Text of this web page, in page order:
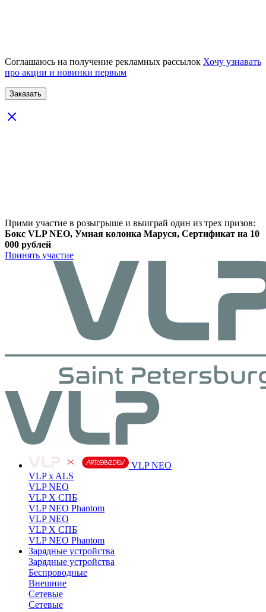
Соглашаюсь на получение рекламных рассылок Хочу узнавать
про акции и новинки первым
Прими участие в розыгрыше и выиграй один из трех призов:
Бокс VLP NEO, Умная колонка Маруся, Сертификат на 10
000 рублей
Принять участие
VLP NEO
VLP x ALS
VLP NEO
VLP X СПБ
VLP NEO Phantom
VLP NEO
VLP X СПБ
VLP NEO Phantom
Зарядные устройства
Зарядные устройства
Беспроводные
Внешние
Сетевые
Сетевые